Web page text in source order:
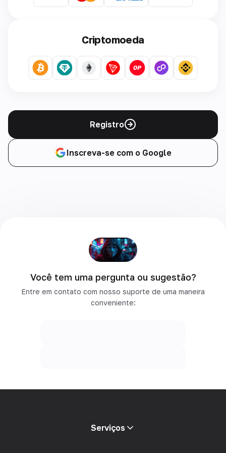
Criptomoeda
Registro
Inscreva-se com o Google
Você tem uma pergunta ou sugestão?
Entre em contato com nosso suporte de uma maneira
conveniente:
Serviços